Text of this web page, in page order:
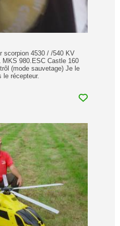
scorpion 4530 / /540 KV
980.ESC Castle 160
(mode sauvetage) Je le
récepteur.